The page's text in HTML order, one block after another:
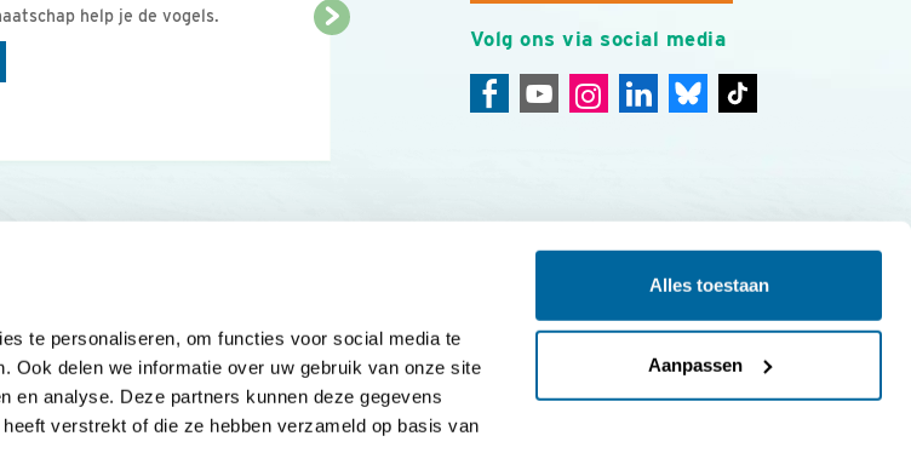
te personaliseren, om functies voor social media te
Ook delen we informatie over uw gebruik van onze site
en analyse. Deze partners kunnen deze gegevens
verstrekt of die ze hebben verzameld op basis van
Alles toestaan
Aanpassen
Volg ons via social media
help je de vogels.